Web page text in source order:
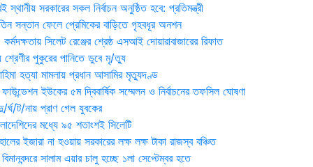
সরকারের সকল নির্বাচন অনুষ্ঠিত হবে: প্রতিমন্ত্রী
সন্তান ফেলে প্রেমিকের বাড়িতে গৃহবধূর অনশন
সিলেট রেঞ্জের শ্রেষ্ঠ এসআই দোয়ারাবাজারের রিফাত
শ্রেণীর পুকুরের পানিতে ডুবে মৃ/ত্যু
হত্যা মামলায় প্রধান আসামির মৃত্যুদণ্ড
ইউকের ৫ম দ্বিবার্ষিক সম্মেলন ও নির্বাচনের তফসিল ঘোষণা
ট/নায় প্রাণ গেল যুবকের
মধ্যে ৯৫ শতাংশই সিলেটি
ইজারা না হওয়ায় সরকারের লক্ষ লক্ষ টাকা রাজস্ব বঞ্চিত
সালাম এয়ার চালু হচ্ছে ১লা সেপ্টেম্বর হতে